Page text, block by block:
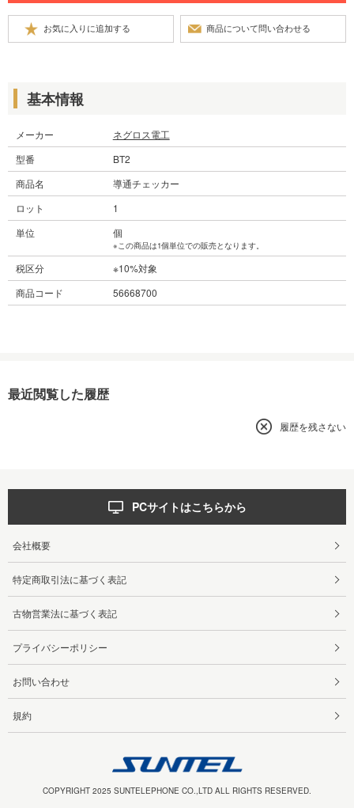
基本情報
メーカー
ネグロス電工
型番
BT2
商品名
導通チェッカー
ロット
1
単位
個
※この商品は1個単位での販売となります。
税区分
※10%対象
商品コード
56668700
最近閲覧した履歴
履歴を残さない
PCサイトはこちらから
会社概要
特定商取引法に基づく表記
古物営業法に基づく表記
プライバシーポリシー
お問い合わせ
規約
COPYRIGHT 2025 SUNTELEPHONE CO.,LTD ALL RIGHTS RESERVED.